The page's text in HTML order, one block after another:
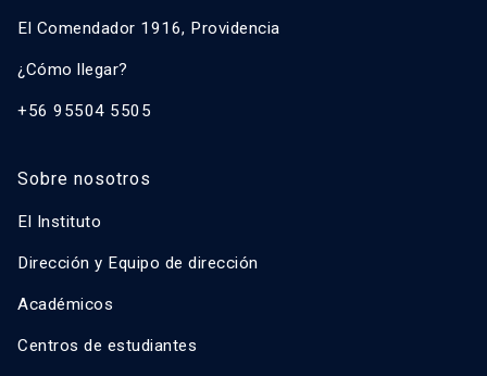
El Comendador 1916, Providencia
¿Cómo llegar?
+56 95504 5505
Sobre nosotros
El Instituto
Dirección y Equipo de dirección
Académicos
Centros de estudiantes